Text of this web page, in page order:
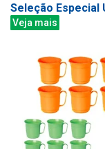
Seleção Especial
Veja mais